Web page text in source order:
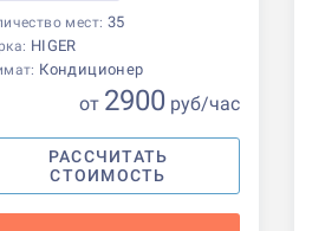
мест: 35
HIGER
Кондиционер
от 2900 руб/час
РАССЧИТАТЬ
СТОИМОСТЬ